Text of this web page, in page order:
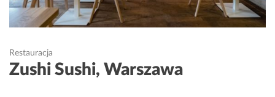
Restauracja
Zushi Sushi, Warszawa